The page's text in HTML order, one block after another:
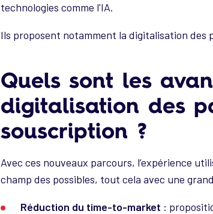
technologies comme l'IA.
Ils proposent notamment la digitalisation des
Quels sont les
digitalisation des
souscription ?
Avec ces nouveaux parcours, l’expérience
champ des possibles, tout cela avec une
Réduction du time-to-market :